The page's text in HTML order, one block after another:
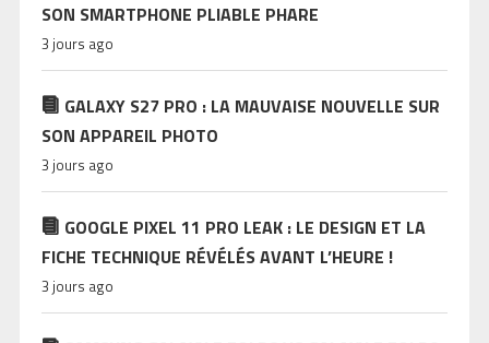
SON SMARTPHONE PLIABLE PHARE
3 jours ago
GALAXY S27 PRO : LA MAUVAISE NOUVELLE SUR
SON APPAREIL PHOTO
3 jours ago
GOOGLE PIXEL 11 PRO LEAK : LE DESIGN ET LA
FICHE TECHNIQUE RÉVÉLÉS AVANT L’HEURE !
3 jours ago